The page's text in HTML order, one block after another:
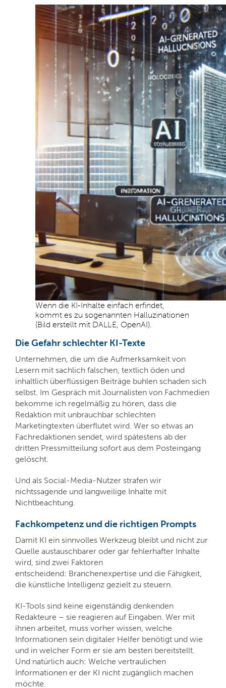
Wenn die KI-Inhalte einfach erfindet,
kommt es zu sogenannten Halluzinationen
(Bild erstellt mit DALL·E, OpenAI).
Die Gefahr schlechter KI-Texte
Unternehmen, die um die Aufmerksamkeit von
Lesern mit sachlich falschen, textlich öden und
inhaltlich überflüssigen Beiträge buhlen schaden sich
selbst. Im Gespräch mit Journalisten von Fachmedien
bekomme ich regelmäßig zu hören, dass die
Redaktion mit unbrauchbar schlechten
Marketingtexten überflutet wird. Wer so etwas an
Fachredaktionen sendet, wird spätestens ab der
dritten Pressmitteilung sofort aus dem Posteingang
gelöscht.
Und als Social-Media-Nutzer strafen wir
nichtssagende und langweilige Inhalte mit
Nichtbeachtung.
Fachkompetenz und die richtigen Prompts
Damit KI ein sinnvolles Werkzeug bleibt und nicht zur
Quelle austauschbarer oder gar fehlerhafter Inhalte
wird, sind zwei Faktoren
entscheidend: Branchenexpertise und die Fähigkeit,
die künstliche Intelligenz gezielt zu steuern.
KI-Tools sind keine eigenständig denkenden
Redakteure – sie reagieren auf Eingaben. Wer mit
ihnen arbeitet, muss vorher wissen, welche
Informationen sein digitaler Helfer benötigt und wie
und in welcher Form er sie am besten bereitstellt.
Und natürlich auch: Welche vertraulichen
Informationen er der KI nicht zugänglich machen
möchte.